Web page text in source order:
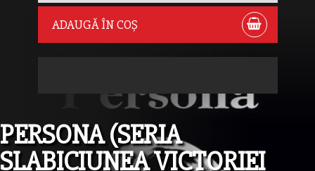
ADAUGĂ ÎN COȘ
PERSONA (SERIA
SLABICIUNEA VICTORIEI